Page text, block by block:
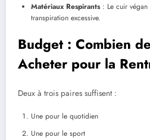
Matériaux Respirants: Le cuir végan
transpiration excessive.
Budget : Combien
Acheter pour la
Deux à trois paires suffisent :
Une pour le quotidien
Une pour le sport